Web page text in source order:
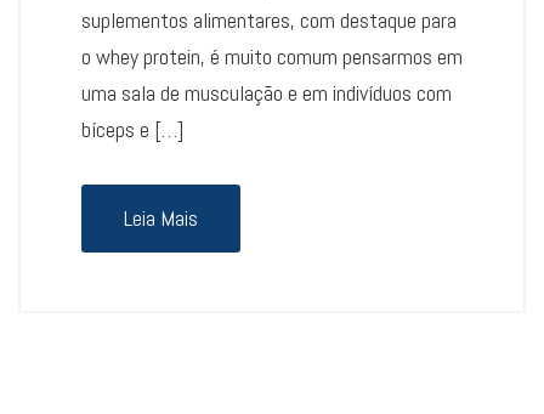
suplementos alimentares, com destaque para
o whey protein, é muito comum pensarmos em
uma sala de musculação e em indivíduos com
bíceps e […]
Leia Mais